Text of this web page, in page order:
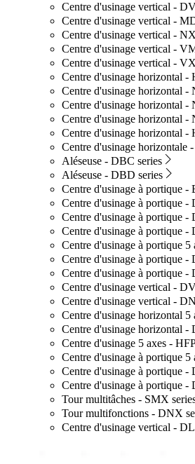
Centre d'usinage vertical -
Centre d'usinage vertical -
Centre d'usinage vertical -
Centre d'usinage vertical -
Centre d'usinage vertical -
Centre d'usinage horizontal -
Centre d'usinage horizontal -
Centre d'usinage horizontal -
Centre d'usinage horizontal -
Centre d'usinage horizontal -
Centre d'usinage horizontale
Aléseuse - DBC series
Aléseuse - DBD series
Centre d'usinage à portique -
Centre d'usinage à portique -
Centre d'usinage à portique -
Centre d'usinage à portique -
Centre d'usinage à portique
Centre d'usinage à portique -
Centre d'usinage à portique -
Centre d'usinage vertical -
Centre d'usinage vertical -
Centre d'usinage horizontal
Centre d'usinage horizontal -
Centre d'usinage 5 axes -
Centre d'usinage à portique
Centre d'usinage à portique -
Centre d'usinage à portique -
Tour multitâches - SMX
Tour multifonctions - DNX
Centre d'usinage vertical -